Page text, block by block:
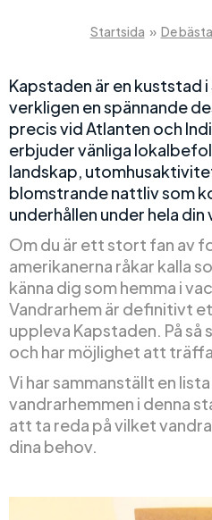
Startsida » De
Kapstaden är en kuststad
verkligen en spännande
precis vid Atlanten och
erbjuder vänliga
landskap,
blomstrande nattliv som
underhållen under hela din
Om du är ett stort fan av
amerikanerna råkar kalla
känna dig som hemma i
Vandrarhem är definitivt
uppleva Kapstaden. På så
och har möjlighet att
Vi har sammanställt en
vandrarhemmen i denna
att ta reda på vilket
dina behov.